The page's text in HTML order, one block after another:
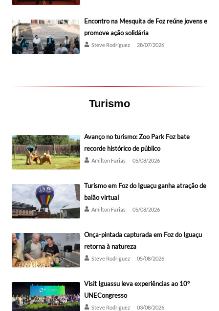
Encontro na Mesquita de Foz reúne jovens e
promove ação solidária
Steve Rodríguez 28/07/2026
Turismo
Avanço no turismo: Zoo Park Foz bate
recorde histórico de público
Amilton Farias 05/08/2026
Turismo em Foz do Iguaçu ganha atração de
balão virtual
Amilton Farias 05/08/2026
Onça-pintada capturada em Foz do Iguaçu
retorna à natureza
Steve Rodríguez 05/08/2026
Visit Iguassu leva experiências ao 10º
UNECongresso
Steve Rodríguez 03/08/2026